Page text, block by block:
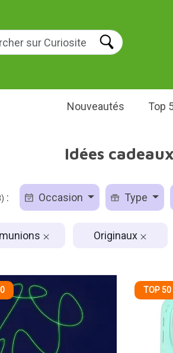
Nouveautés Top
Idées
: Occasion Type
Originaux
TOP 50